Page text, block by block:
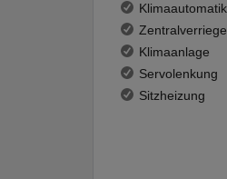
Klimaautomatik
Klimaanlage
Servolenkung
Sitzheizung